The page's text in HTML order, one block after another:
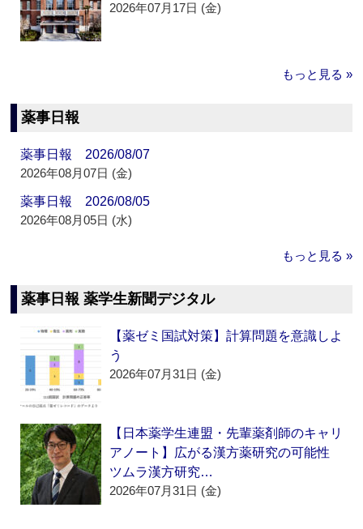
2026年07月17日 (金)
もっと見る »
薬事日報
薬事日報 2026/08/07
2026年08月07日 (金)
薬事日報 2026/08/05
2026年08月05日 (水)
もっと見る »
薬事日報 薬学生新聞デジタル
【薬ゼミ国試対策】計算問題を意識しよ
う
2026年07月31日 (金)
【日本薬学生連盟・先輩薬剤師のキャリ
アノート】広がる漢方薬研究の可能性
ツムラ漢方研究…
2026年07月31日 (金)